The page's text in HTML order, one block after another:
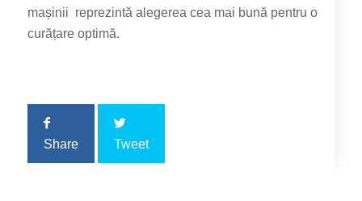
mașinii reprezintă alegerea cea mai bună pentru o
curățare optimă.
Share Tweet